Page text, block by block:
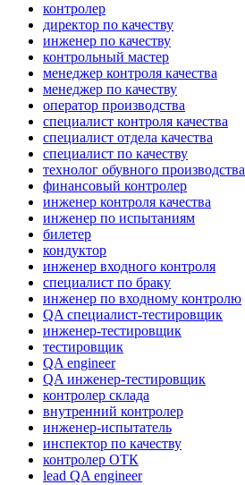
контролер
директор по качеству
инженер по качеству
контрольный мастер
менеджер контроля качества
менеджер по качеству
оператор производства
специалист контроля качества
специалист отдела качества
специалист по качеству
технолог обувного производства
финансовый контролер
инженер контроля качества
инженер по испытаниям
билетер
кондуктор
инженер входного контроля
специалист по браку
инженер по входному контролю
QA специалист-тестировщик
инженер-тестировщик
тестировщик
QA engineer
QA инженер-тестировщик
контролер склада
внутренний контролер
инженер-испытатель
инспектор по качеству
контролер ОТК
lead QA engineer